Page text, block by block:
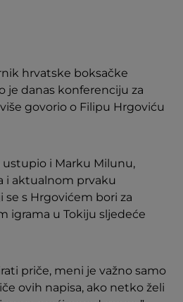
hrvatske boksačke
je danas konferenciju za
govorio o Filipu Hrgoviću
i Marku Milunu,
i aktualnom prvaku
s Hrgovićem bori za
igrama u Tokiju sljedeće
priče, meni je važno samo
ovih napisa, ako netko želi